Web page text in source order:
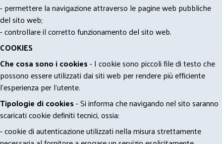
- permettere la navigazione attraverso le pagine web pubbliche
del sito web;
- controllare il corretto funzionamento del sito web.
COOKIES
Che cosa sono i cookies- I cookie sono piccoli file di testo che
possono essere utilizzati dai siti web per rendere più efficiente
l'esperienza per l'utente.
Tipologie di cookies- Si informa che navigando nel sito saranno
scaricati cookie definiti tecnici, ossia:
- cookie di autenticazione utilizzati nella misura strettamente